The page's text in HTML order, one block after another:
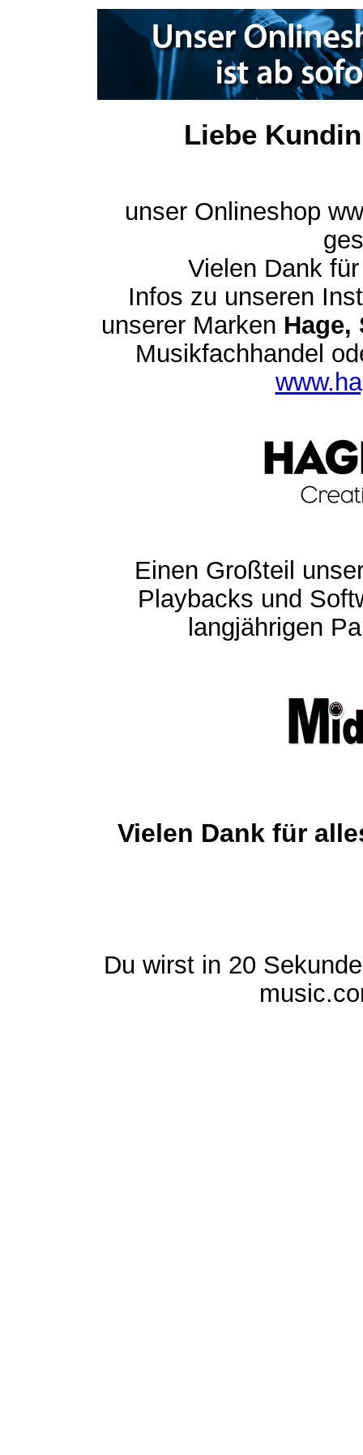
Liebe
unser Onlineshop
Vielen Dank
Infos zu unseren
unserer Marken Hage,
Musikfachhandel
Einen Großteil
Playbacks und
langjährigen
Vielen Dank für
Du wirst in 20